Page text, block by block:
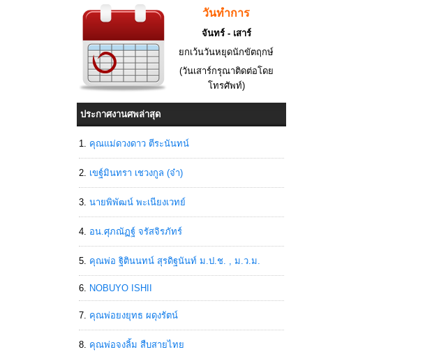
วันทำการ
จันทร์ - เสาร์
ยกเว้นวันหยุดนักขัตฤกษ์
(วันเสาร์กรุณาติดต่อโดย
โทรศัพท์)
ประกาศงานศพล่าสุด
คุณแม่ดวงดาว ตีระนันทน์
เขฐ์มินทรา เชวงกูล (จ๋า)
นายพิพัฒน์ พะเนียงเวทย์
อน.ศุภณัฏฐ์ จรัสจิรภัทร์
คุณพ่อ ฐิตินนทน์ สุรดิฐนันท์ ม.ป.ช. , ม.ว.ม.
NOBUYO ISHII
คุณพ่อยงยุทธ ผดุงรัตน์
คุณพ่อจงลิ้ม สืบสายไทย